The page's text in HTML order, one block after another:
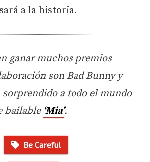
a la historia.
ganar muchos premios
son Bad Bunny y
sorprendido a todo el mundo
bailable ‘Mia’.
Be Careful